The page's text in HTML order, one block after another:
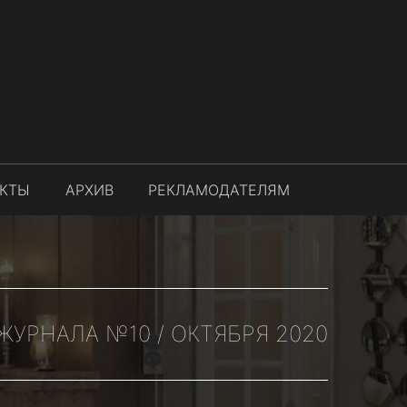
АРХИВ РЕКЛАМОДАТЕЛЯМ
№10 / ОКТЯБРЯ 2020